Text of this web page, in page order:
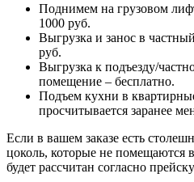
Поднимем на грузовом
1000 руб.
Выгрузка и занос в
руб.
Выгрузка к подъезду/
помещение – бесплатно.
Подъем кухни в
просчитывается заранее
Если в вашем заказе есть
цоколь, которые не помещаются
будет рассчитан согласно